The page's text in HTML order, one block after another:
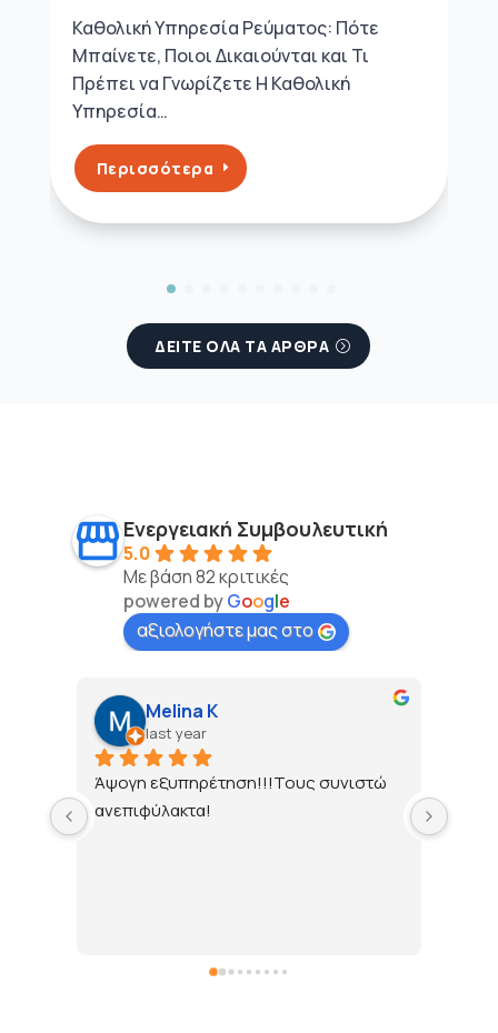
Καθολική Υπηρεσία Ρεύματος: Πότε
Μπαίνετε, Ποιοι Δικαιούνται και Τι
Πρέπει να Γνωρίζετε Η Καθολική
Υπηρεσία…
Περισσότερα
ΔΕΙΤΕ ΟΛΑ ΤΑ ΑΡΘΡΑ
Ενεργειακή Συμβουλευτική
5.0
Με βάση 82 κριτικές
powered byGoogle
αξιολογήστε μας στο
Γιώργος Χατζηπέτρου
last year
Εξαιρετική εξυπηρέτηση ! Άψογοι στην
ενημέρωση ως προς τα τιμολόγια